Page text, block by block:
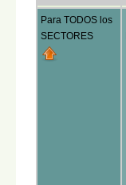
Para TODOS los
SECTORES